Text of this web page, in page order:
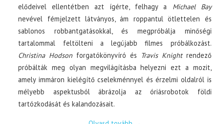
elődeivel ellentétben azt ígérte, felhagy a Michael Bay
nevével fémjelzett látványos, ám roppantul ötlettelen és
sablonos robbantgatásokkal, és megpróbálja minőségi
tartalommal feltölteni a legújabb filmes próbálkozást.
Christina Hodsonforgatókönyvíró és Travis Knightrendező
próbálták meg olyan megvilágításba helyezni ezt a mozit,
amely immáron kielégítő cselekménnyel és érzelmi oldalról is
mélyebb aspektusból ábrázolja az óriásrobotok földi
tartózkodását és kalandozásait.